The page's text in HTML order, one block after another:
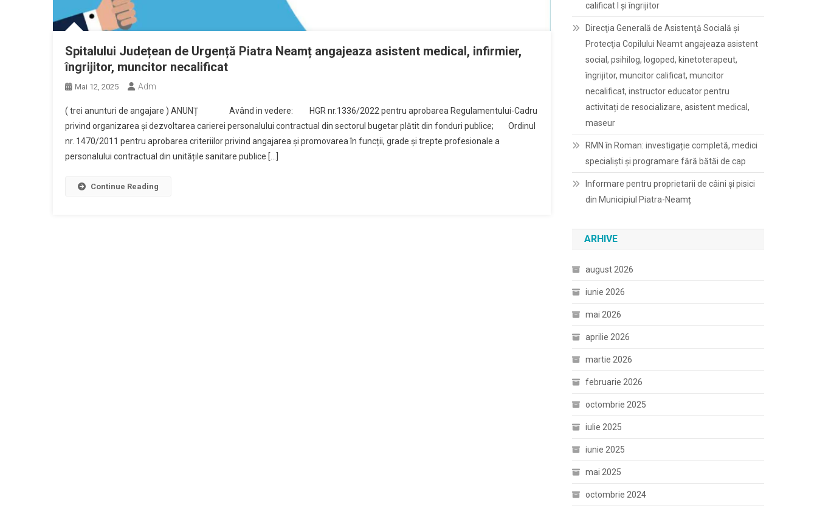
Spitalului Județean de Urgență Piatra Neamț angajeaza asistent medical, infirmier,
îngrijitor, muncitor necalificat
Mai 12, 2025 Adm
( trei anunturi de angajare ) ANUNȚ Având in vedere: HGR nr.1336/2022 pentru aprobarea Regulamentului-Cadru
privind organizarea și dezvoltarea carierei personalului contractual din sectorul bugetar plătit din fonduri publice; Ordinul
nr. 1470/2011 pentru aprobarea criteriilor privind angajarea și promovarea în funcții, grade și trepte profesionale a
personalului contractual din unitățile sanitare publice […]
Continue Reading
calificat I și îngrijitor
Direcţia Generală de Asistenţă Socială şi
Protecţia Copilului Neamt angajeaza asistent
social, psihilog, logoped, kinetoterapeut,
îngrijitor, muncitor calificat, muncitor
necalificat, instructor educator pentru
activitați de resocializare, asistent medical,
maseur
RMN în Roman: investigație completă, medici
specialiști și programare fără bătăi de cap
Informare pentru proprietarii de câini și pisici
din Municipiul Piatra-Neamț
ARHIVE
august 2026
iunie 2026
mai 2026
aprilie 2026
martie 2026
februarie 2026
octombrie 2025
iulie 2025
iunie 2025
mai 2025
octombrie 2024